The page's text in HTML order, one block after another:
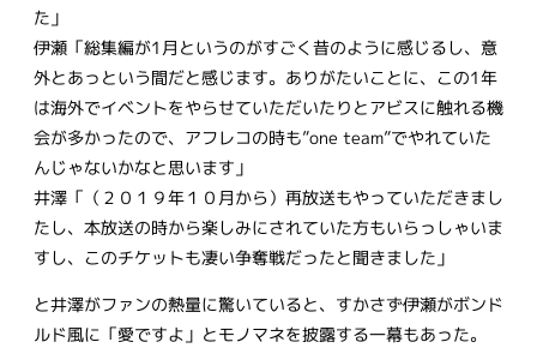
た」
伊瀬「総集編が1月というのがすごく昔のように感じるし、意
外とあっという間だと感じます。ありがたいことに、この1年
は海外でイベントをやらせていただいたりとアビスに触れる機
会が多かったので、アフレコの時も”one team”でやれていた
んじゃないかなと思います」
井澤「（２０１９年１０月から）再放送もやっていただきまし
たし、本放送の時から楽しみにされていた方もいらっしゃいま
すし、このチケットも凄い争奪戦だったと聞きました」
と井澤がファンの熱量に驚いていると、すかさず伊瀬がボンド
ルド風に「愛ですよ」とモノマネを披露する一幕もあった。